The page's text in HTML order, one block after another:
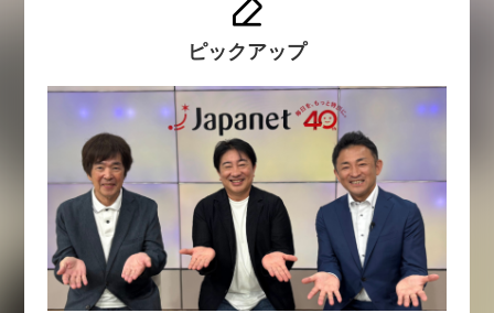
ピックアップ